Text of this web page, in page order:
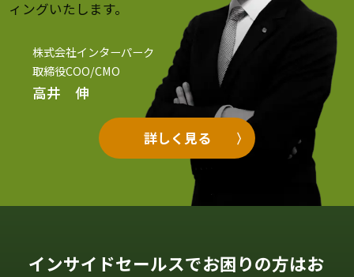
ィングいたします。
株式会社インターパーク
取締役COO/CMO
高井 伸
詳しく見る
インサイドセールスでお困りの方はお